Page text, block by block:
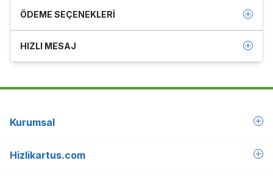
ÖDEME SEÇENEKLERI
HIZLI MESAJ
Kurumsal
Hizlikartus.com